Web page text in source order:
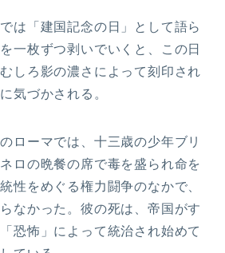
は「建国記念の日」として語ら
一枚ずつ剥いでいくと、この日
しろ影の濃さによって刻印され
気づかされる。
ローマでは、十三歳の少年ブリ
ロの晩餐の席で毒を盛られ命を
性をめぐる権力闘争のなかで、
なかった。彼の死は、帝国がす
恐怖」によって統治され始めて